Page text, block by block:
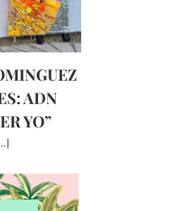
ADN
YO”